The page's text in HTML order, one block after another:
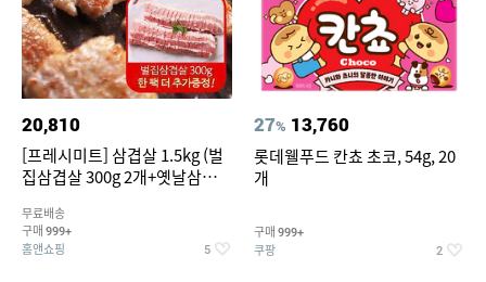
20,810
[프레시미트] 삼겹살 1.5kg (벌
집삼겹살 300g 2개+옛날삼겹살
팩 추가증정)
무료배송
구매 999+
홈앤쇼핑 5
27% 13,760
롯데웰푸드 칸쵸 초코, 54g, 20
개
구매 999+
쿠팡 2